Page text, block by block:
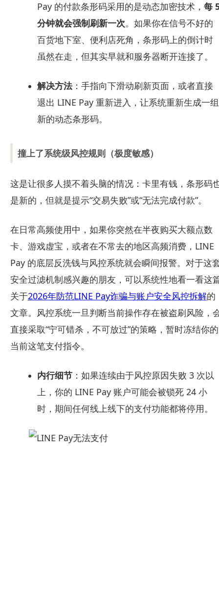
Pay 的付款条形码采用的是动态加密技术， 每
分钟就会强制刷新一次。如果你在信号不好的
百货地下室、便利店死角，条形码上的倒计时
虽然在走，但其实早就和服务器断开连接了。
解决方法：手指向下滑动刷新页面，或者直接
退出 LINE Pay 重新进入，让系统重新生成一组
新的动态条形码。
撞上了系统级风控规则（极度敏感）
这是让很多人摸不着头脑的情况：卡里有钱，条形码
是新的，但就是提示“交易失败”或“无法完成付款”。
在日常高频使用中，如果你突然在半夜购买大额点数
卡、游戏虚宝，或者在不常去的地区高频消费，LINE
Pay 的底层反洗钱与风控系统就会瞬间报警。对于这
安全过滤机制感兴趣的朋友，可以系统性地看一看这
关于2026年防范LINE Pay诈骗与账户安全风控拆解的
文章。风控系统一旦判断当前操作存在被盗刷风险，
直接采取“宁可错杀，不可放过”的策略，暂时冻结你的
当前这笔支付指令。
内行细节：如果连续由于风控原因失败 3 次以
上，你的 LINE Pay 账户可能会被锁死 24 小
时，期间任何线上线下的支付功能都将停用。